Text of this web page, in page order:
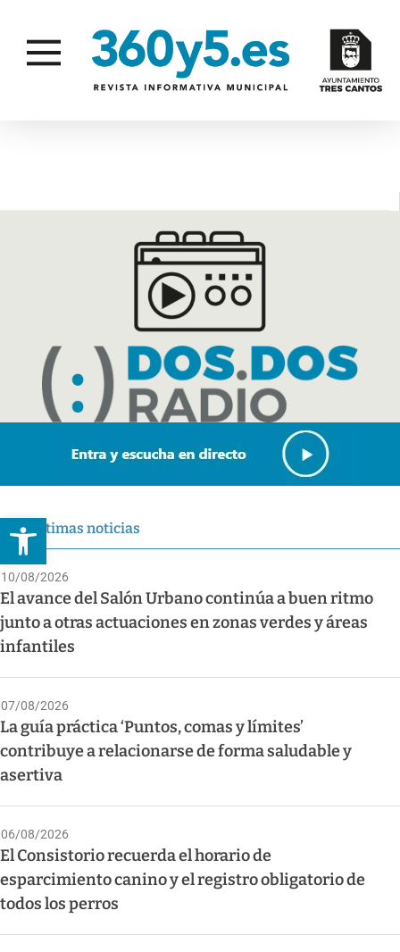
Abrir barra de herramientas
Últimas noticias
10/08/2026
El avance del Salón Urbano continúa a buen ritmo
junto a otras actuaciones en zonas verdes y áreas
infantiles
07/08/2026
La guía práctica ‘Puntos, comas y límites’
contribuye a relacionarse de forma saludable y
asertiva
06/08/2026
El Consistorio recuerda el horario de
esparcimiento canino y el registro obligatorio de
todos los perros